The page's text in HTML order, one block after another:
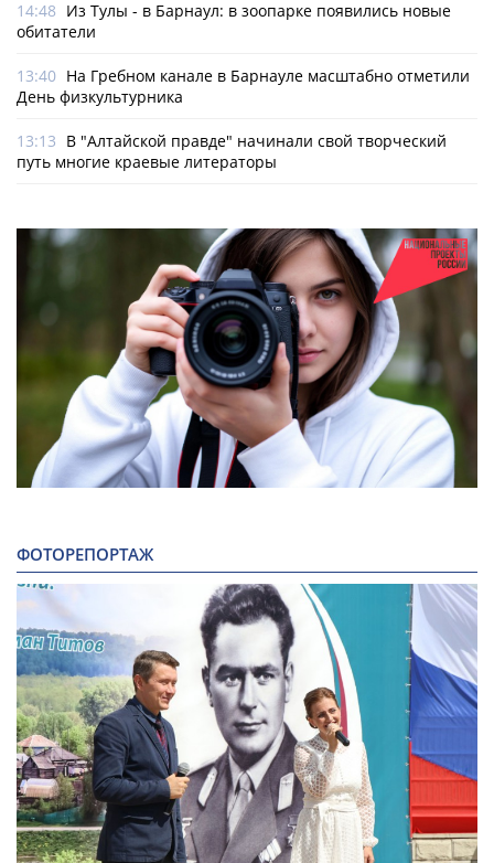
14:48 Из Тулы - в Барнаул: в зоопарке появились новые
обитатели
13:40 На Гребном канале в Барнауле масштабно отметили
День физкультурника
13:13 В "Алтайской правде" начинали свой творческий
путь многие краевые литераторы
ФОТОРЕПОРТАЖ